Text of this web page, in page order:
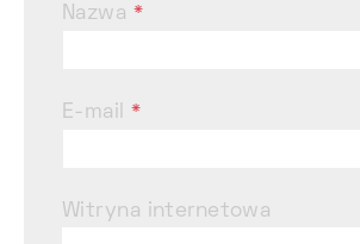
Nazwa *
E-mail*
Witryna internetowa